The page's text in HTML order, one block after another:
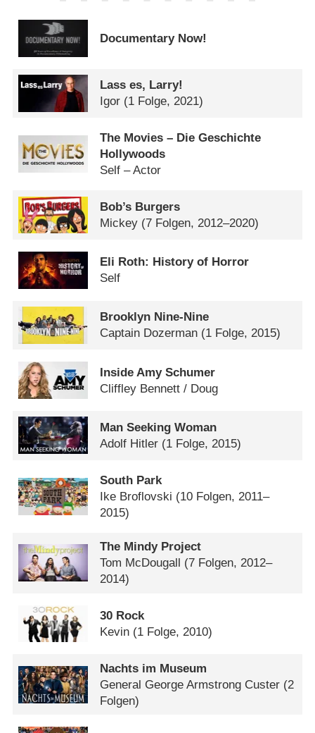
Documentary Now!
Lass es, Larry!
Igor (1 Folge, 2021)
The Movies – Die Geschichte
Hollywoods
Self – Actor
Bob’s Burgers
Mickey (7 Folgen, 2012–2020)
Eli Roth: History of Horror
Self
Brooklyn Nine-Nine
Captain Dozerman (1 Folge, 2015)
Inside Amy Schumer
Cliffley Bennett /​ Doug
Man Seeking Woman
Adolf Hitler (1 Folge, 2015)
South Park
Ike Broflovski (10 Folgen, 2011–
2015)
The Mindy Project
Tom McDougall
(7 Folgen, 2012–
2014)
30 Rock
Kevin (1 Folge, 2010)
Nachts im Museum
General George Armstrong Custer (2
Folgen)